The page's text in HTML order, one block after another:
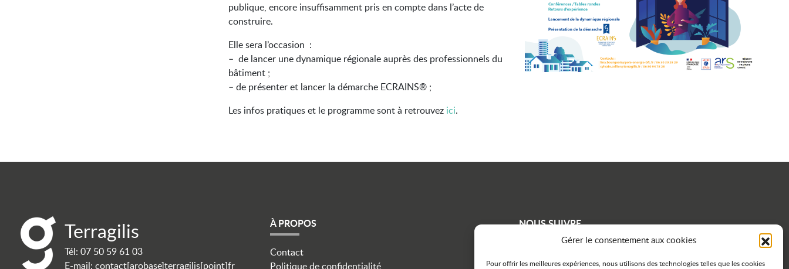
Gérer le consentement aux cookies
Pour offrir les meilleures expériences, nous utilisons des technologies telles que les cookies
publique, encore insuffisamment pris en compte dans l’acte de
construire.
Elle sera l’occasion :
– de lancer une dynamique régionale auprès des professionnels du
bâtiment ;
– de présenter et lancer la démarche ECRAINS® ;
Les infos pratiques et le programme sont à retrouvez ici.
Terragilis
Tél: 07 50 59 61 03
E-mail: contact[arobase]terragilis[point]fr
À PROPOS
Contact
Politique de confidentialité
NOUS SUIVRE